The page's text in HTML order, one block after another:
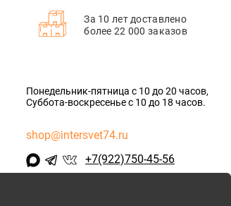
За 10 лет доставлено
более 22 000 заказов
Понедельник-пятница с 10 до 20 часов,
Суббота-воскресенье с 10 до 18 часов.
shop@intersvet74.ru
+7(922)750-45-56